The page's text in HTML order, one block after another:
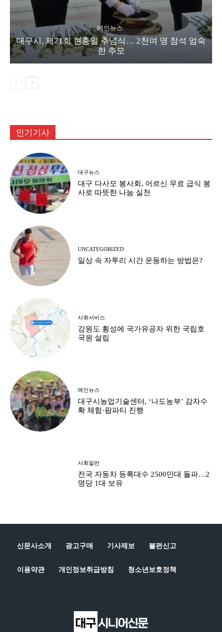
메인뉴스
대구시, 제71회 현충일 추념식… 2천여 명 참석 엄숙
한 추모
인기기사
대구뉴스
대구 다사모 봉사회, 어르신 무료 급식 봉
사로 따뜻한 나눔 실천
UNCATEGORIZED
일상 속 자투리 시간 운동하는 방법은?
사회서비스
강원도 횡성에 국가유공자 위한 국립호
국원 설립
메인뉴스
대구시농업기술센터, ‘나도농부’ 감자수
확 체험·팜파티 진행
사회일반
전국 자동차 등록대수 2500만대 돌파…2
명당 1대 보유
신문사소개 광고구매 기사제보 불편신고
이용약관 개인정보취급방침 청소년보호정책